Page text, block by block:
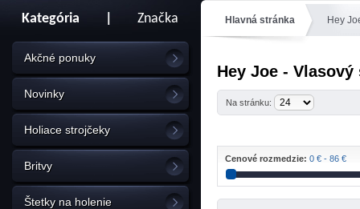
Kategória Značka
Akčné ponuky
Novinky
Holiace strojčeky
Britvy
Štetky na holenie
Hlavná stránka Hey
Hey Joe -
Na stránku:
Cenové rozmedzie: 0 € - 86 €